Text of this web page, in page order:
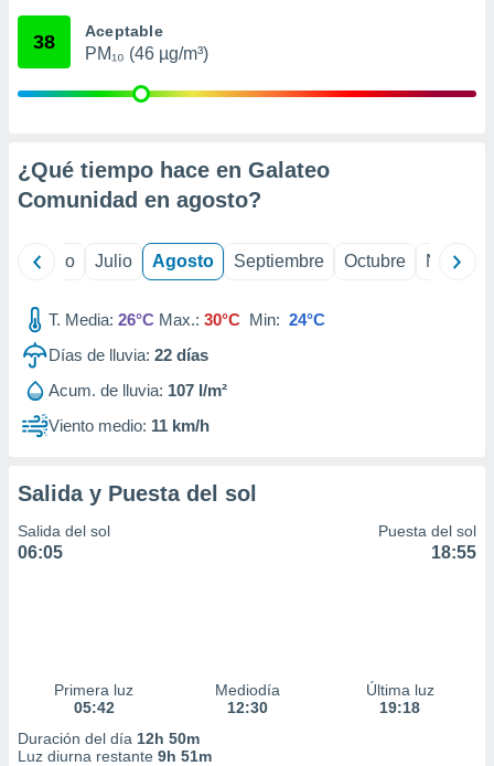
mediante
publicidad
1199
38 Aceptable
PM₁₀ (46 µg/m³)
¿Qué tiempo hace en Galateo
Comunidad en agosto?
Junio Julio Agosto Septiembre Octubre
T. Media: 26°C Max.: 30°C Min: 24°C
Días de lluvia: 22 días
Acum. de lluvia: 107 l/m²
Viento medio: 11 km/h
Salida y Puesta del sol
Salida del sol
06:05
Puesta del sol
18:55
Primera luz
05:42
Mediodía
12:30
Última luz
19:18
Duración del día 12h 50m
Luz diurna restante 9h 51m